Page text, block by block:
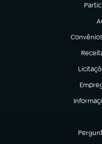
(abre
(abre em
(abre
(abre
(abre
(abre
(abre